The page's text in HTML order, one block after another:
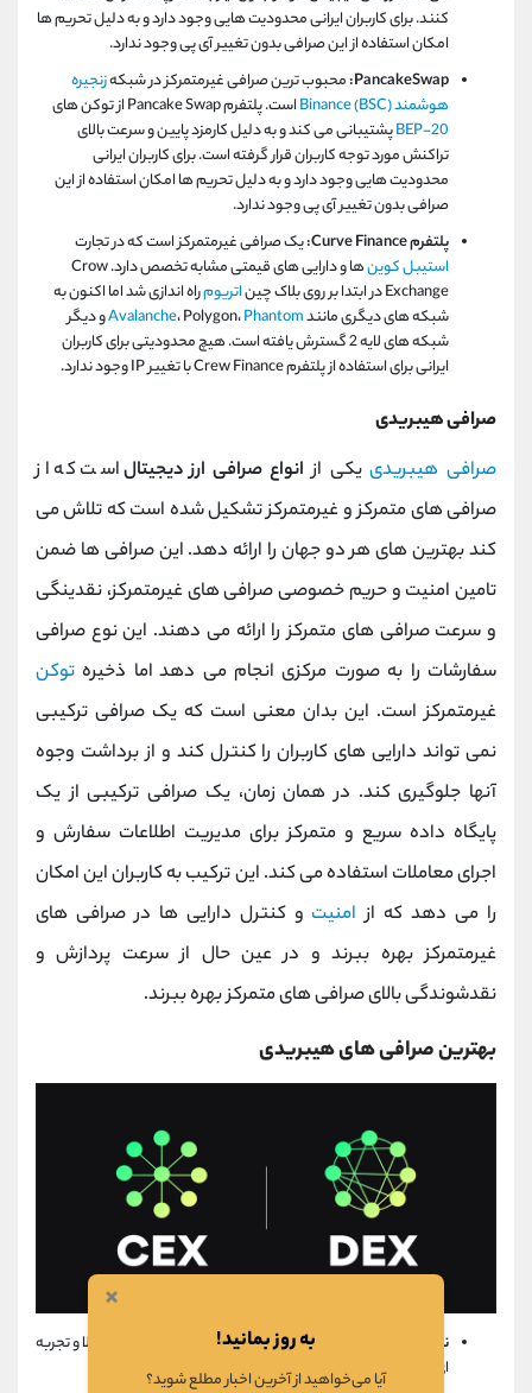
کنند. برای کاربران ایرانی محدودیت هایی وجود دارد و به دلیل تحریم ها
امکان استفاده از این صرافی بدون تغییر آی پی وجود ندارد.
PancakeSwap: محبوب ترین صرافی غیرمتمرکز در شبکهزنجیره
هوشمند Binance (BSC)
است. پلتفرم Pancake Swap از توکن های
BEP-20پشتیبانی می کند و به دلیل کارمزد پایین و سرعت بالای
تراکنش مورد توجه کاربران قرار گرفته است. برای کاربران ایرانی
محدودیت هایی وجود دارد و به دلیل تحریم ها امکان استفاده از این
صرافی بدون تغییر آی پی وجود ندارد.
پلتفرم Curve Finance:
یک صرافی غیرمتمرکز است که در تجارت
استیبل کوین
ها و دارایی های قیمتی مشابه تخصص دارد. Crow
Exchange در ابتدا بر روی بلاک چین
اتریومراه اندازی شد اما اکنون به
شبکه های دیگری مانند
Avalanche، Polygon،Phantom
و دیگر
شبکه های لایه 2 گسترش یافته است. هیچ محدودیتی برای کاربران
ایرانی برای استفاده از پلتفرم Crew Finance با تغییر IP وجود ندارد.
صرافی هیبریدی
صرافی هیبریدییکی از انواع صرافی ارز دیجیتالاست که از
صرافی های متمرکز و غیرمتمرکز تشکیل شده است که تلاش می
کند بهترین های هر دو جهان را ارائه دهد. این صرافی ها ضمن
تامین امنیت و حریم خصوصی صرافی های غیرمتمرکز، نقدینگی
و سرعت صرافی های متمرکز را ارائه می دهند. این نوع صرافی
سفارشات را به صورت مرکزی انجام می دهد اما ذخیره توکن
غیرمتمرکز است. این بدان معنی است که یک صرافی ترکیبی
نمی تواند دارایی های کاربران را کنترل کند و از برداشت وجوه
آنها جلوگیری کند. در همان زمان، یک صرافی ترکیبی از یک
پایگاه داده سریع و متمرکز برای مدیریت اطلاعات سفارش و
اجرای معاملات استفاده می کند. این ترکیب به کاربران این امکان
را می دهد که از امنیت و کنترل دارایی ها در صرافی های
غیرمتمرکز بهره ببرند و در عین حال از سرعت پردازش و
نقدشوندگی بالای صرافی های متمرکز بهره ببرند.
بهترین صرافی های هیبریدی
نش: یک صرافی ترکیبی مبتنی بر بلاک چین
که امنیت بالا و تجربه
ای آسان برای استفاده را ارائه می دهد.
×
به روز بمانید!
آیا می‌خواهید از آخرین اخبار مطلع شوید؟